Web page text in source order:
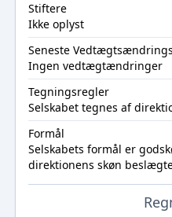
Stiftere
Ikke oplyst
Seneste
Ingen vedtægtændringer
Tegningsregler
Selskabet tegnes af
Formål
Selskabets formål er
direktionens skøn